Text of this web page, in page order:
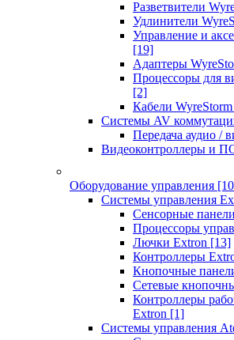
Разветвители
Удлинители
Управление и
[19]
Адаптеры
Процессоры для
[2]
Кабели WyreStorm
Системы AV
Передача аудио /
Видеоконтроллеры и
Оборудование управления
Системы управления
Сенсорные
Процессоры
Лючки Extron [13]
Контроллеры
Кнопочные
Сетевые
Контроллеры
Extron [1]
Системы управления